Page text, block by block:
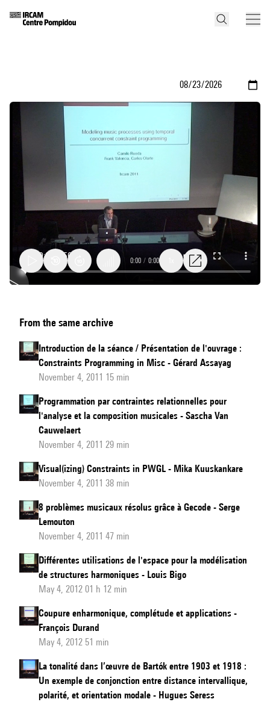
music
processes
using
temporal
concurrent
constraint
programming
0:00 / 0:00
From the same archive
Introduction de la séance / Présentation de l'ouvrage :
Constraints Programming in Misc - Gérard Assayag
November 4, 2011 15 min
Programmation par contraintes relationnelles pour
l'analyse et la composition musicales - Sascha Van
Cauwelaert
November 4, 2011 29 min
Visual(izing) Constraints in PWGL - Mika Kuuskankare
November 4, 2011 38 min
8 problèmes musicaux résolus grâce à Gecode - Serge
Lemouton
November 4, 2011 47 min
Différentes utilisations de l'espace pour la modélisation
de structures harmoniques - Louis Bigo
May 4, 2012 01 h 12 min
Coupure enharmonique, complétude et applications -
François Durand
May 4, 2012 51 min
La tonalité dans l’œuvre de Bartók entre 1903 et 1918 :
Un exemple de conjonction entre distance intervallique,
polarité, et orientation modale - Hugues Seress